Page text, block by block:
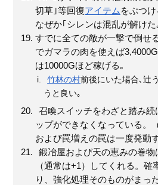
切草｣等回復アイテム をぶつ
なぜか｢シレンは混乱が解けた
すでに全ての敵が一撃で倒せ
でガマラの肉を使えば
は10000Gほど稼げる｡
竹林の村前後にいた場合､辻
うと良い｡
召喚スイッチをわざと踏み
ップができなくなっている。
および罠増えの罠は一度発動
鍛冶屋および天の恵みの巻
（通常は+1）してくれる。確
り、強化処理そのものがまっ